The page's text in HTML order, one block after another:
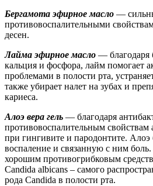
Бергамота эфирное масло —
противовоспалительными
десен.
Лайма эфирное масло — благодаря
кальция и фосфора, лайм помогает
проблемами в полости рта,
также убирает налет на зубах и
кариеса.
Алоэ вера гель — благодаря
противовоспалительным свойствам
при гингивите и пародонтите. Алоэ
воспаление и связанную с ним боль.
хорошим противогрибковым
Candida albicans – самого
рода Candida в полости рта.